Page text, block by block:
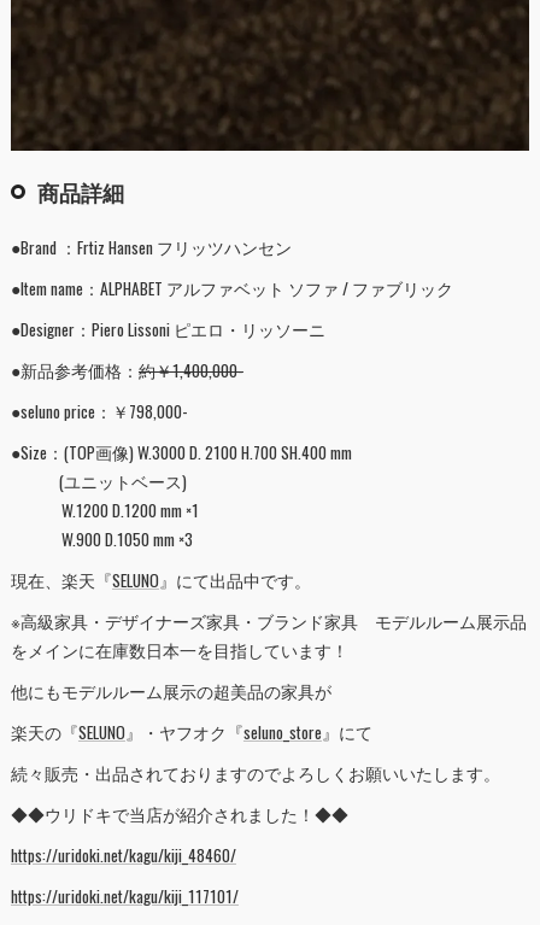
商品詳細
●Brand ：Frtiz Hansen フリッツハンセン
●Item name：ALPHABET アルファベット ソファ / ファブリック
●Designer：Piero Lissoni ピエロ・リッソーニ
●新品参考価格： 約￥1,400,000-
●seluno price：￥798,000-
●Size：(TOP画像) W.3000 D. 2100 H.700 SH.400 mm
(ユニットベース)
W.1200 D.1200 mm ×1
W.900 D.1050 mm ×3
現在、楽天『SELUNO』にて出品中です。
※高級家具・デザイナーズ家具・ブランド家具 モデルルーム展示品
をメインに在庫数日本一を目指しています！
他にもモデルルーム展示の超美品の家具が
楽天の『SELUNO』・ヤフオク『seluno_store』にて
続々販売・出品されておりますのでよろしくお願いいたします。
◆◆ウリドキで当店が紹介されました！◆◆
https://uridoki.net/kagu/kiji_48460/
https://uridoki.net/kagu/kiji_117101/